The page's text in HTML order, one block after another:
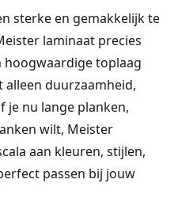
sterke en gemakkelijk te
laminaat precies
hoogwaardige toplaag
duurzaamheid,
je nu lange planken,
wilt, Meister
aan kleuren, stijlen,
passen bij jouw